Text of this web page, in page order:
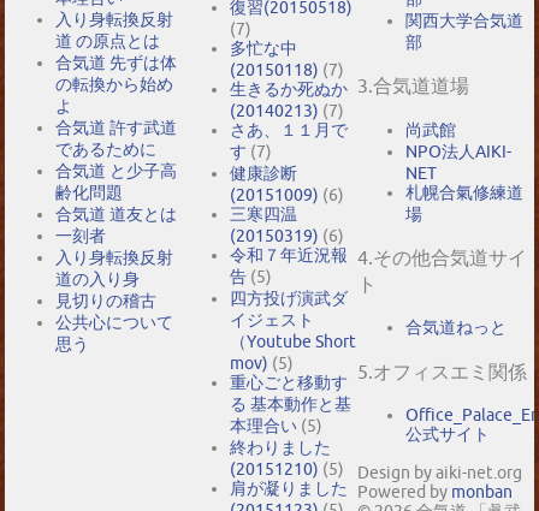
入り身転換反射
道 の原点とは
合気道 先ずは体
の転換から始め
よ
合気道 許す武道
であるために
合気道 と少子高
齢化問題
合気道 道友とは
一刻者
入り身転換反射
道の入り身
見切りの稽古
公共心について
思う
復習(20150518)
(7)
多忙な中
(20150118) (7)
生きるか死ぬか
(20140213) (7)
さあ、１１月で
す (7)
健康診断
(20151009) (6)
三寒四温
(20150319) (6)
令和７年近況報
告 (5)
四方投げ演武ダ
イジェスト
（Youtube Short
mov) (5)
重心ごと移動す
る 基本動作と基
本理合い (5)
終わりました
(20151210) (5)
肩が凝りました
関西大学合気道
部
3.合気道道場
尚武館
NPO法人AIKI-
NET
札幌合氣修練道
場
4.その他合気道サイ
ト
合気道ねっと
5.オフィスエミ関係
公式サイト
Design by aiki-net.org
Powered by monban